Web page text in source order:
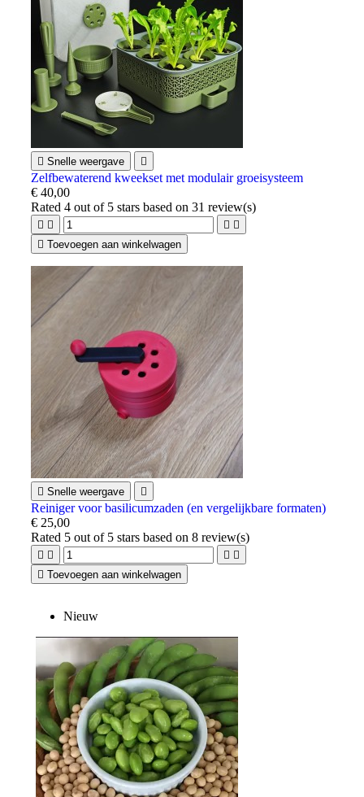
 Snelle weergave 
Zelfbewaterend kweekset met modulair groeisysteem
€ 40,00
Rated4 out of 5 stars based on31 review(s)
   
 Toevoegen aan winkelwagen
 Snelle weergave 
Reiniger voor basilicumzaden (en vergelijkbare formaten)
€ 25,00
Rated 5 out of 5 stars based on8 review(s)
   
 Toevoegen aan winkelwagen
Nieuw